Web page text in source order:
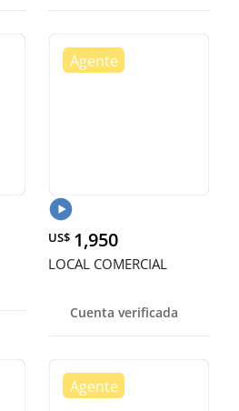
US$ 1,950
LOCAL COMERCIAL
Cuenta verificada